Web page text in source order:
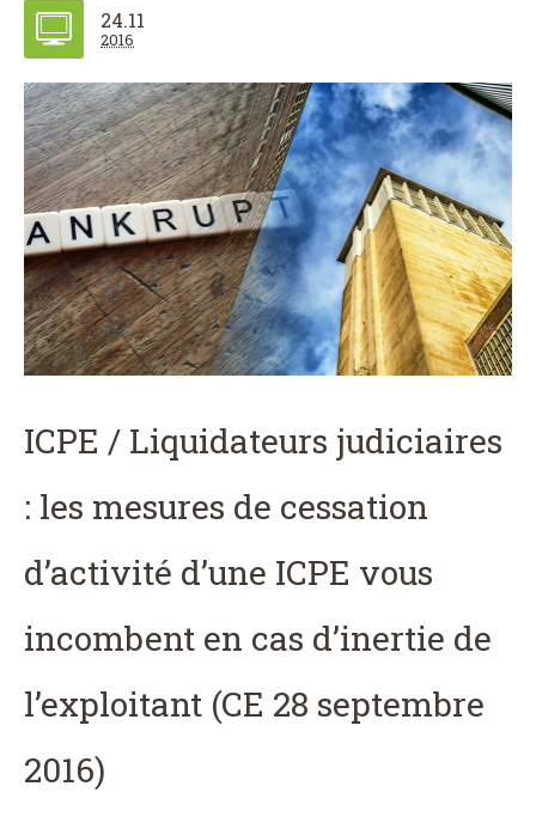
24.11
2016
ICPE / Liquidateurs judiciaires
: les mesures de cessation
d’activité d’une ICPE vous
incombent en cas d’inertie de
l’exploitant (CE 28 septembre
2016)